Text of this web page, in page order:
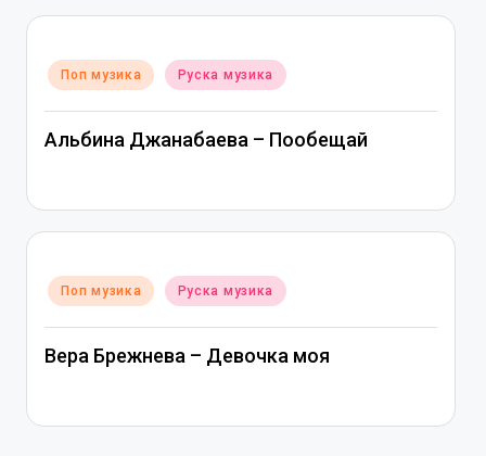
Posted
in
Поп музика Руска музика
Альбина Джанабаева – Пообещай
Posted
in
Поп музика Руска музика
Вера Брежнева – Девочка моя